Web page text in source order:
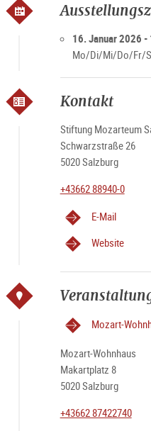
16. Januar 2026
Mo/Di/Mi/Do/Fr/
Kontakt
Stiftung Mozarteum
Schwarzstraße 26
5020 Salzburg
+43662 88940-0
E-Mail
Website
Mozart-
Mozart-Wohnhaus
Makartplatz 8
5020 Salzburg
+43662 87422740